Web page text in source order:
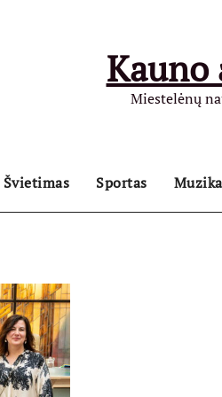
Kauno
Miestelėnų
Švietimas Sportas Muzika